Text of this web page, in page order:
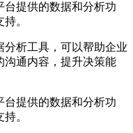
提供的数据和分析功
。
析工具，可以帮助企业
沟通内容，提升决策能
提供的数据和分析功
。